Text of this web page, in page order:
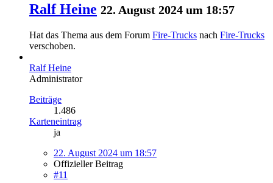
Ralf Heine 22. August 2024 um 18:57
Hat das Thema aus dem Forum Fire-Trucks nach Fire-Trucks
verschoben.
Ralf Heine
Administrator
Beiträge
1.486
Karteneintrag
ja
22. August 2024 um 18:57
Offizieller Beitrag
#11